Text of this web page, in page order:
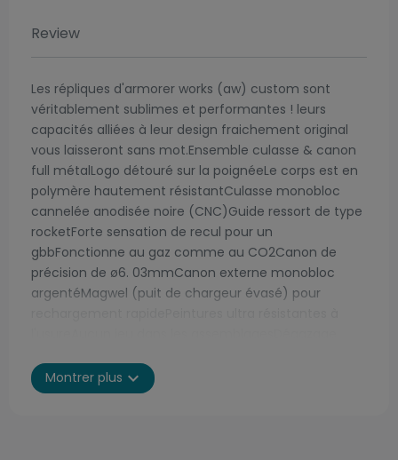
Review
Les répliques d'armorer works (aw) custom sont
véritablement sublimes et performantes ! leurs
capacités alliées à leur design fraichement original
vous laisseront sans mot.Ensemble culasse & canon
full métalLogo détouré sur la poignéeLe corps est en
polymère hautement résistantCulasse monobloc
cannelée anodisée noire (CNC)Guide ressort de type
rocketForte sensation de recul pour un
gbbFonctionne au gaz comme au CO2Canon de
précision de ø6. 03mmCanon externe monobloc
argentéMagwel (puit de chargeur évasé) pour
Montrer plus expand_more